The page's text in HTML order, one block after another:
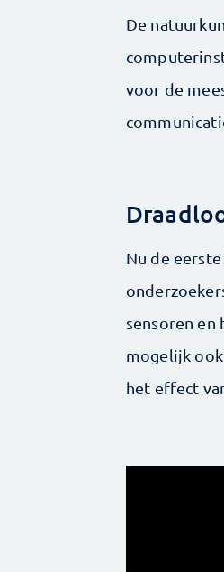
De
voor de
Nu de
sensoren en
mogelijk
het effect